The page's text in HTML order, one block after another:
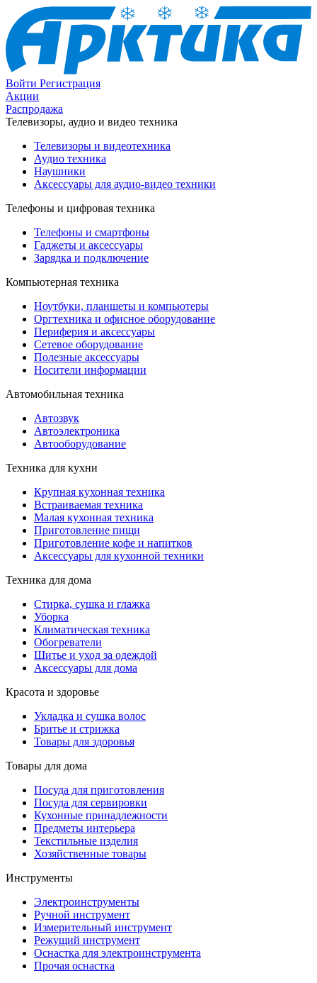
Войти Регистрация
Акции
Распродажа
Телевизоры, аудио и видео техника
Телевизоры и видеотехника
Аудио техника
Наушники
Аксессуары для аудио-видео техники
Телефоны и цифровая техника
Телефоны и смартфоны
Гаджеты и аксессуары
Зарядка и подключение
Компьютерная техника
Ноутбуки, планшеты и компьютеры
Оргтехника и офисное оборудование
Периферия и аксессуары
Cетевое оборудование
Полезные аксессуары
Носители информации
Автомобильная техника
Автозвук
Автоэлектроника
Автооборудование
Техника для кухни
Крупная кухонная техника
Встраиваемая техника
Малая кухонная техника
Приготовление пищи
Приготовление кофе и напитков
Аксессуары для кухонной техники
Техника для дома
Стирка, сушка и глажка
Уборка
Климатическая техника
Обогреватели
Шитье и уход за одеждой
Аксессуары для дома
Красота и здоровье
Укладка и сушка волос
Бритье и стрижка
Товары для здоровья
Товары для дома
Посуда для приготовления
Посуда для сервировки
Кухонные принадлежности
Предметы интерьера
Текстильные изделия
Хозяйственные товары
Инструменты
Электроинструменты
Ручной инструмент
Измерительный инструмент
Режущий инструмент
Оснастка для электроинструмента
Прочая оснастка